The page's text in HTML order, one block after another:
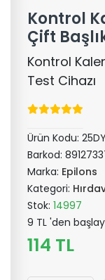
Kontrol
Çift
Kontrol
Test Cihazı
Ürün Kodu:
Barkod:
Marka: Epilons
Kategori:
Stok: 14997
9 TL 'den
114 TL